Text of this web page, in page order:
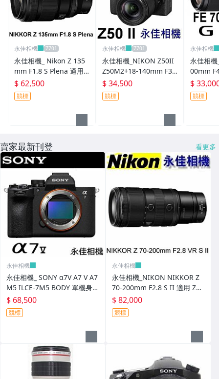
其它
永佳相機
永佳相機_ Nikon Z 135
mm F1.8 S Plena 適用 Z
8、Z7 、Z6【平行輸
入】(2)
$ 62,500
競標
永佳相機
永佳相機_NIKON Z50II
Z50M2+18-140mm F3.
5-6.3 VR KIT組【平行輸
入】(2)
$ 34,500
競標
永佳相機
永佳相機
00mm
公司貨
中
$
競標
賣家最新刊登 看更多
永佳相機
永佳相機_ SONY α7V A7 V A7
M5 ILCE-7M5 BODY 單機身
全片幅【平行輸入】4
$ 68,500
競標
永佳相機
永佳相機_NIKON NIKKOR Z
70-200mm F2.8 S II 適用 Z
9、Z8、Z6、ZF 【平行輸入】
(3)
$ 82,000
競標